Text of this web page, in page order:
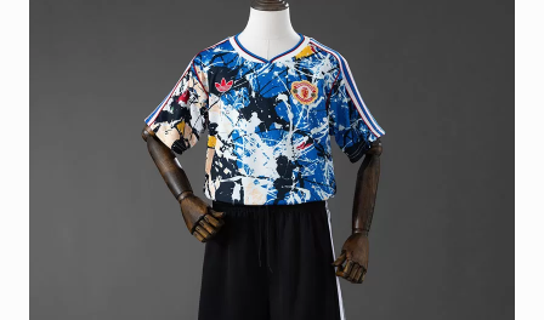
alese
în
pagina
produsului.